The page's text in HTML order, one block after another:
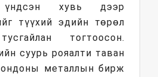
үндсэн хувь дээр
түүхий эдийн төрөл
тогтоосон.
суурь рояалти таван
металлын бирж